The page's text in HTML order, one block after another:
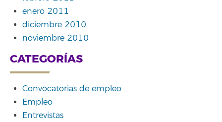
enero 2011
diciembre 2010
noviembre 2010
CATEGORÍAS
Convocatorias de empleo
Empleo
Entrevistas